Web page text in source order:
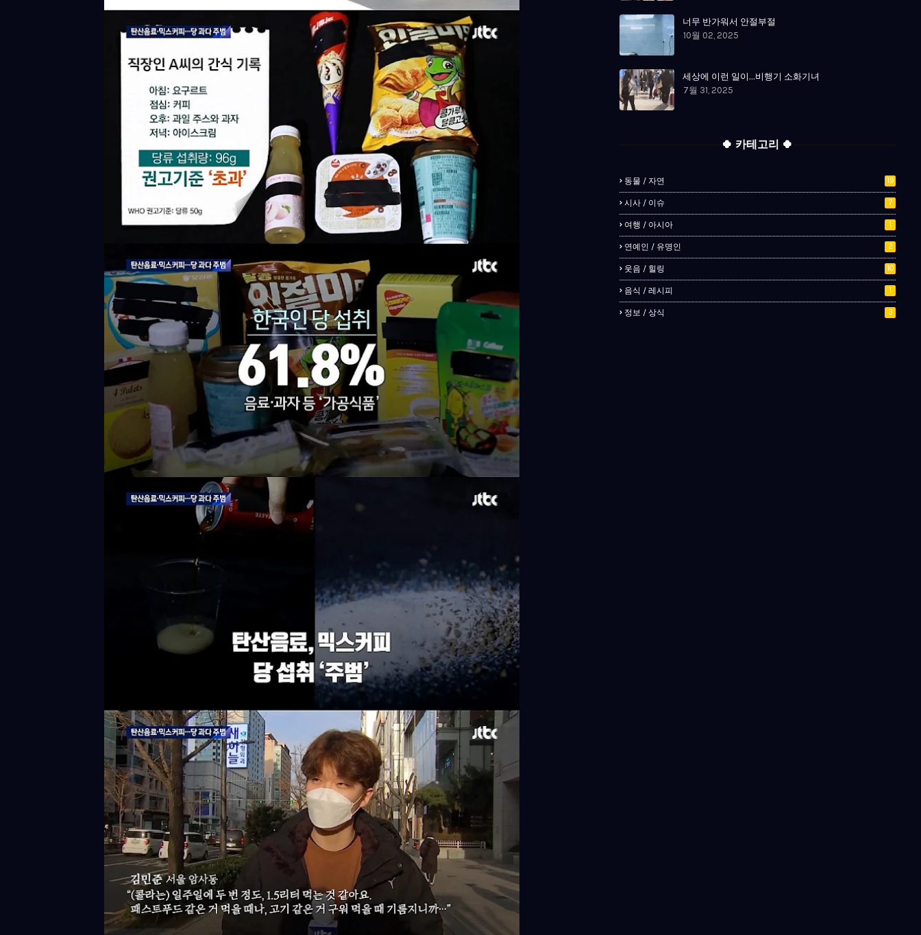
너무 반가워서 안절부절
10월 02, 2025
세상에 이런 일이...비행기 소화기녀
7월 31, 2025
🍀 카테고리 🍀
동물 / 자연 19
시사 / 이슈 7
여행 / 아시아 1
연예인 / 유명인 2
웃음 / 힐링 10
음식 / 레시피 1
정보 / 상식 3